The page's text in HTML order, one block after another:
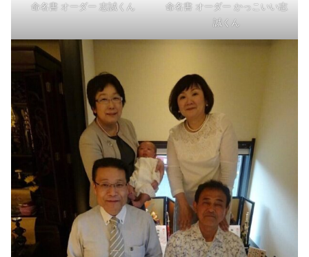
命名書 オーダー 志誠くん
命名書 オーダー かっこいい志
誠くん